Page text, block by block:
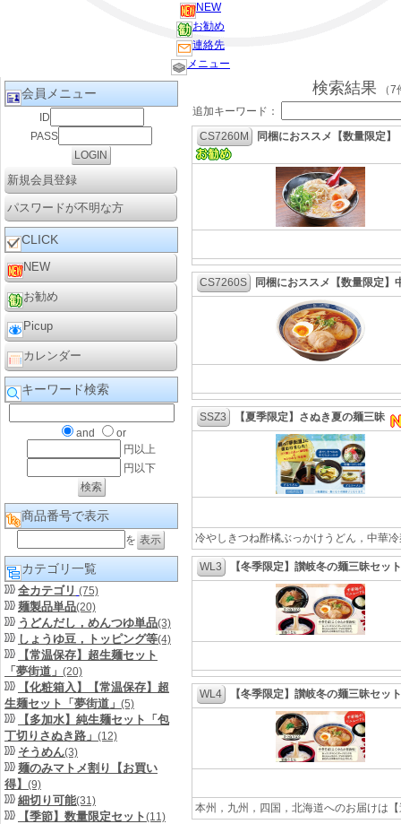
NEW
お勧め
連絡先
メニュー
会員メニュー
ID
PASS
新規会員登録
パスワードが不明な方
CLICK
NEW
お勧め
Picup
カレンダー
キーワード検索
and
or
円以上
円以下
商品番号で表示
を
カテゴリ一覧
全カテゴリ (75)
麺製品単品(20)
うどんだし，めんつゆ単品(3)
しょうゆ豆，トッピング等(4)
【常温保存】超生麺セット
「夢街道」 (20)
【化粧箱入】【常温保存】超
生麺セット「夢街道」 (5)
【多加水】純生麺セット「包
丁切りさぬき路」 (12)
そうめん(3)
麺のみマトメ割り【お買い
得】 (9)
細切り可能(31)
【季節】数量限定セット(11)
検索結果
（
追加キーワード：
CS7260M
同梱におススメ【数量限定
CS7260S 同梱におススメ【数量限定
SSZ3 【夏季限定】さぬき夏の麺三昧
冷やしきつね酢橘ぶっかけうどん，中華
WL3 【冬季限定】讃岐冬の麺三昧セッ
WL4 【冬季限定】讃岐冬の麺三昧セッ
本州，九州，四国，北海道へのお届けは